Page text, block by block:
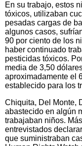
En su trabajo, estos
tóxicos, utilizaban
pesadas cargas de
algunos casos,
90 por ciento de los
haber continuado
pesticidas tóxicos.
media de 3,50
aproximadamente el
establecido para los
Chiquita, Del Monte,
abastecido en algún
trabajaban niños.
entrevistados
que suministraban